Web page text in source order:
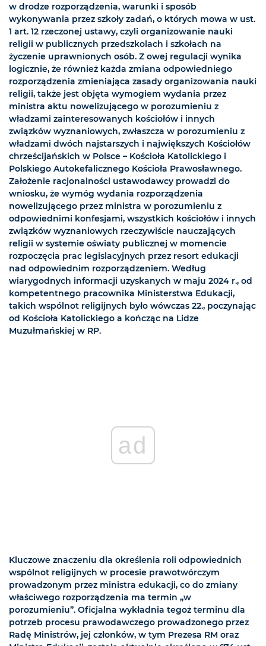
w drodze rozporządzenia, warunki i sposób
wykonywania przez szkoły zadań, o których mowa w ust.
1 art. 12 rzeczonej ustawy, czyli organizowanie nauki
religii w publicznych przedszkolach i szkołach na
życzenie uprawnionych osób. Z owej regulacji wynika
logicznie, że również każda zmiana odpowiedniego
rozporządzenia zmieniająca zasady organizowania nauki
religii, także jest objęta wymogiem wydania przez
ministra aktu nowelizującego w porozumieniu z
władzami zainteresowanych kościołów i innych
związków wyznaniowych, zwłaszcza w porozumieniu z
władzami dwóch najstarszych i największych Kościołów
chrześcijańskich w Polsce – Kościoła Katolickiego i
Polskiego Autokefalicznego Kościoła Prawosławnego.
Założenie racjonalności ustawodawcy prowadzi do
wniosku, że wymóg wydania rozporządzenia
nowelizującego przez ministra w porozumieniu z
odpowiednimi konfesjami, wszystkich kościołów i innych
związków wyznaniowych rzeczywiście nauczających
religii w systemie oświaty publicznej w momencie
rozpoczęcia prac legislacyjnych przez resort edukacji
nad odpowiednim rozporządzeniem. Według
wiarygodnych informacji uzyskanych w maju 2024 r., od
kompetentnego pracownika Ministerstwa Edukacji,
takich wspólnot religijnych było wówczas 22., poczynając
od Kościoła Katolickiego a kończąc na Lidze
Muzułmańskiej w RP.
ad
Kluczowe znaczeniu dla określenia roli odpowiednich
wspólnot religijnych w procesie prawotwórczym
prowadzonym przez ministra edukacji, co do zmiany
właściwego rozporządzenia ma termin „w
porozumieniu”. Oficjalna wykładnia tegoż terminu dla
potrzeb procesu prawodawczego prowadzonego przez
Radę Ministrów, jej członków, w tym Prezesa RM oraz